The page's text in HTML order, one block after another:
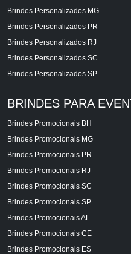
Brindes Personalizados MG
Brindes Personalizados PR
Brindes Personalizados RJ
Brindes Personalizados SC
Brindes Personalizados SP
BRINDES PARA
Brindes Promocionais BH
Brindes Promocionais MG
Brindes Promocionais PR
Brindes Promocionais RJ
Brindes Promocionais SC
Brindes Promocionais SP
Brindes Promocionais AL
Brindes Promocionais CE
Brindes Promocionais ES